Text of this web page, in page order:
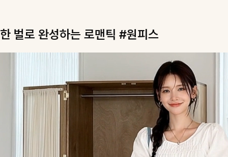
한 벌로 완성하는 로맨틱 #원피스